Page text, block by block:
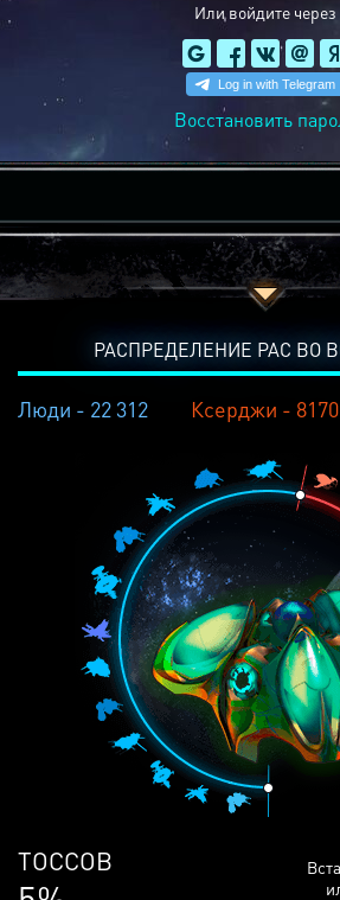
Или войдите через
Восстановить
РАСПРЕДЕЛЕНИЕ РАС ВО
Люди - 22 312 Ксерджи - 8170
ЛЮДЕЙ